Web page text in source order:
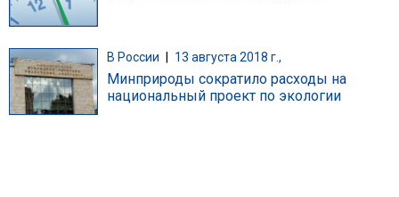
В России | 13 августа 2018 г.,
Минприроды сократило расходы на
национальный проект по экологии